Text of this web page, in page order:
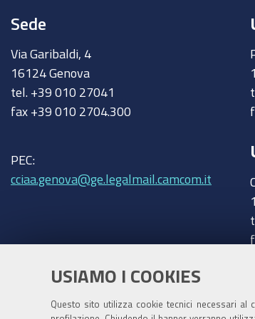
USIAMO I COOKIES
Questo sito utilizza cookie tecnici necessari
Sede
Via Garibaldi, 4
16124 Genova
tel. +39 010 27041
fax +39 010 2704.300
PEC:
cciaa.genova@ge.legalmail.camcom.it
Trasparenza